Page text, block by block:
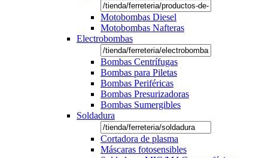
Motobombas Diesel
Motobombas Nafteras
Electrobombas
Bombas Centrífugas
Bombas para Piletas
Bombas Periféricas
Bombas Presurizadoras
Bombas Sumergibles
Soldadura
Cortadora de plasma
Máscaras fotosensibles